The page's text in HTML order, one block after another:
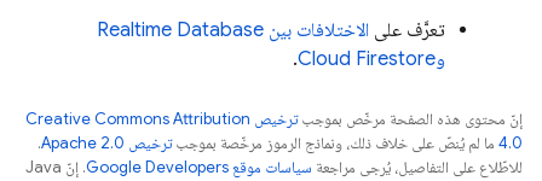
تعرَّف على الاختلافات بين Realtime Database
وCloud Firestore
.
إنّ محتوى هذه الصفحة مرخّص بموجب
ترخيص Creative Commons Attribution
4.0‏ ما لم يُنصّ على خلاف ذلك، ونماذج الرموز مرخّصة بموجبترخيص Apache 2.0‏
.
للاطّلاع على التفاصيل، يُرجى مراجعة سياسات موقع Google Developers‏
. إنّ Java